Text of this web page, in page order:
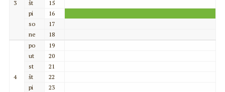
3
št
15
pi
16
so
17
ne
18
4
po
19
ut
20
st
21
št
22
pi
23